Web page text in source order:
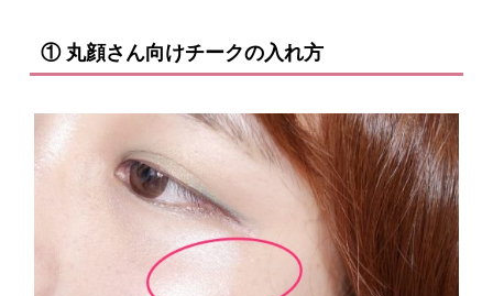
① 丸顔さん向けチークの入れ方